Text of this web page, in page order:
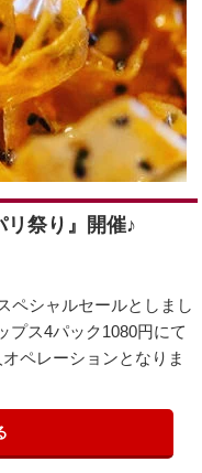
祭り』開催♪
ペシャルセールとしまし
プス4パック1080円にて
ペレーションとなりま